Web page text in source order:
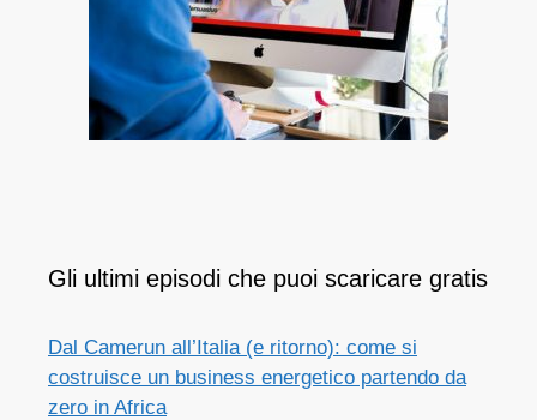
Gli ultimi episodi che puoi scaricare gratis
Dal Camerun all’Italia (e ritorno): come si
costruisce un business energetico partendo da
zero in Africa